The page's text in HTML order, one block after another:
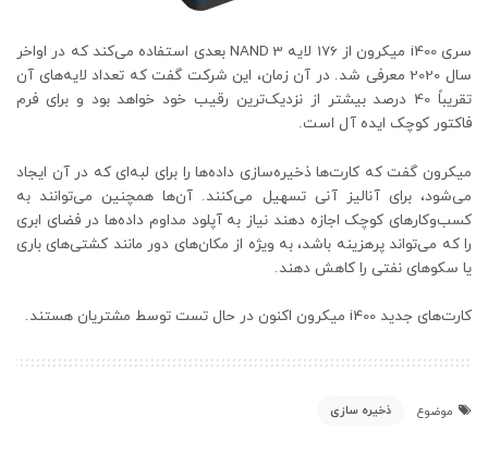
سری i400 میکرون از 176 لایه NAND 3 بعدی استفاده می‌کند که در اواخر
سال 2020 معرفی شد. در آن زمان، این شرکت گفت که تعداد لایه‌های آن
تقریباً 40 درصد بیشتر از نزدیک‌ترین رقیب خود خواهد بود و برای فرم
فاکتور کوچک ایده آل است.
میکرون گفت که کارت‌ها ذخیره‌سازی داده‌ها را برای لبه‌ای که در آن ایجاد
می‌شود، برای آنالیز آنی تسهیل می‌کنند. آن‌ها همچنین می‌توانند به
کسب‌وکارهای کوچک اجازه دهند نیاز به آپلود مداوم داده‌ها در فضای ابری
را که می‌تواند پرهزینه باشد، به ویژه از مکان‌های دور مانند کشتی‌های باری
یا سکوهای نفتی را کاهش دهند.
کارت‌های جدید i400 میکرون اکنون در حال تست توسط مشتریان هستند.
موضوع ذخیره سازی